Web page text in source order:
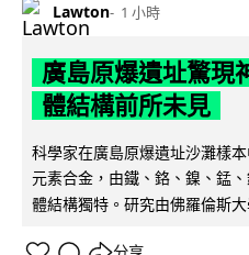
Lawton 1 小時
廣島原爆遺址驚現
體結構前所未見
科學家在廣島原爆遺址沙灘樣
元素合金，由鐵、鉻、鎳、錳
體結構獨特。研究由佛羅倫斯